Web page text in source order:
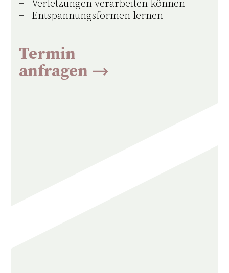
Verletzungen verarbeiten können
Entspannungsformen lernen
Termin
anfragen